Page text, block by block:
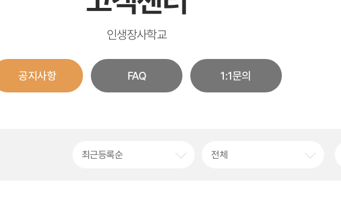
인생장사학교
공지사항 FAQ 1:1문의
최근등록순 전체